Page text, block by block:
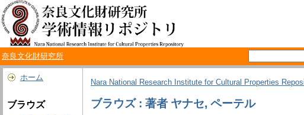
奈良文化財研究所
ホーム
ブラウズ
Nara National Research Institute for Cultural Properties
ブラウズ : 著者 ヤナセ, ペーテル